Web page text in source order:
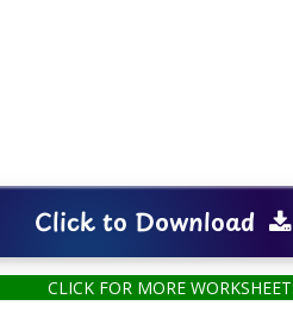
Click to Download
CLICK FOR MORE